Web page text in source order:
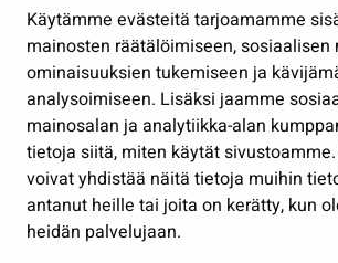
Käytämme evästeitä tarjoamamme
mainosten räätälöimiseen, sosiaalisen
ominaisuuksien tukemiseen ja
analysoimiseen. Lisäksi jaamme
mainosalan ja analytiikka-alan
tietoja siitä, miten käytät
voivat yhdistää näitä tietoja muihin
antanut heille tai joita on kerätty, kun
heidän palvelujaan.
Työ ja yrittäminen
Osallistu ja asioi
Näytä omat evästeasetukseni
Seuraa meitä